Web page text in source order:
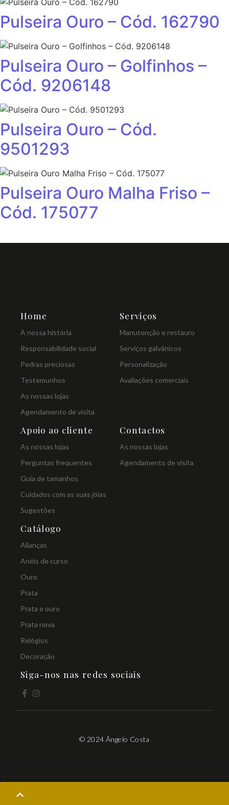
Pulseira Ouro – Cód. 162790
Pulseira Ouro – Golfinhos –
Cód. 9206148
Pulseira Ouro – Cód.
9501293
Pulseira Ouro Malha Friso –
Cód. 175077
Home
A nossa história
Responsabilidade social
Pedras preciosas
Testemunhos
As nossas lojas
Agendamento de visita
Serviços
Manutenção e restauro
Serviços galvânicos
Personalização
Avaliações comerciais
Apoio ao cliente
As nossas lojas
Perguntas frequentes
Guia de tamanhos
Cuidados com as suas jóias
Sugestões
Contactos
As nossas lojas
Agendamento de visita
Catálogo
Alianças
Anéis de curso
Ouro
Prata
Prata e ouro
Prata nova
Relógios
Decoração
Siga-nos nas redes sociais
© 2024 Ângelo Costa